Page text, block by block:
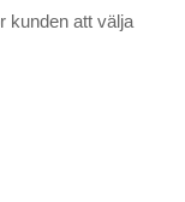
kunden att välja